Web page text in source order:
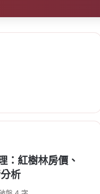
：紅樹林房價、
析